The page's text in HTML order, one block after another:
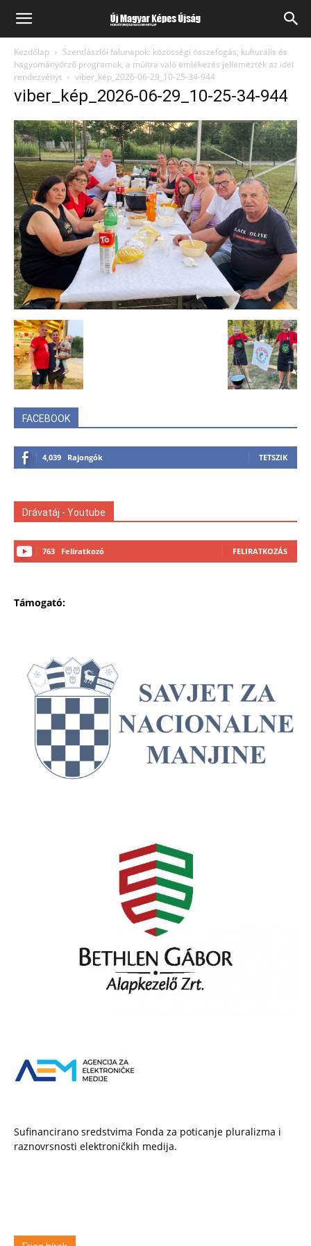
Kezdőlap
Szentlászlói falunapok: közösségi összefogás, kulturális és
hagyományőrző programok, a múltra való emlékezés jellemezték az idei
rendezvényt
viber_kép_2026-06-29_10-25-34-944
viber_kép_2026-06-29_10-25-34-944
FACEBOOK
4,039 Rajongók TETSZIK
Drávatáj - Youtube
763 Feliratkozó FELIRATKOZÁS
Támogató:
Sufinancirano sredstvima Fonda za poticanje pluralizma i
raznovrsnosti elektroničkih medija.